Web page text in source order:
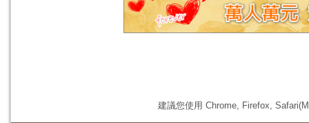
建議您使用 Chrome, Firefox,